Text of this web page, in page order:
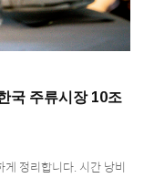
국 주류시장 10조
정리합니다. 시간 낭비